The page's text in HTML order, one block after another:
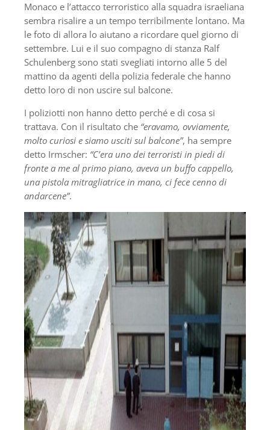
Monaco e l’attacco terroristico alla squadra israeliana
sembra risalire a un tempo terribilmente lontano. Ma
le foto di allora lo aiutano a ricordare quel giorno di
settembre. Lui e il suo compagno di stanza Ralf
Schulenberg sono stati svegliati intorno alle 5 del
mattino da agenti della polizia federale che hanno
detto loro di non uscire sul balcone.
I poliziotti non hanno detto perché e di cosa si
trattava. Con il risultato che “eravamo, ovviamente,
molto curiosi e siamo usciti sul balcone”, ha sempre
detto Irmscher: “C’era uno dei terroristi in piedi di
fronte a me al primo piano, aveva un buffo cappello,
una pistola mitragliatrice in mano, ci fece cenno di
andarcene”.